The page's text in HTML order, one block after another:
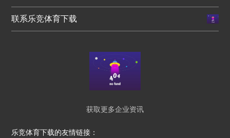
联系乐竞体育下载
获取更多企业资讯
乐竞体育下载的友情链接：